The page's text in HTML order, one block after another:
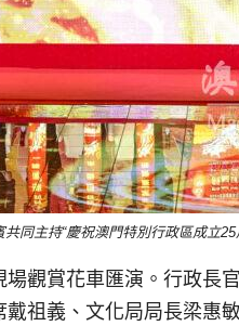
共同主持“慶祝澳門特別行政區成
觀賞花車匯演。行政長
祖義、文化局局長梁惠